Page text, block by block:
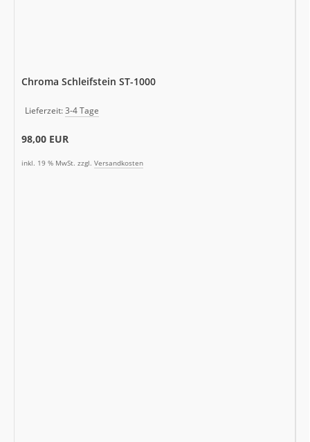
Chroma Schleifstein ST-1000
Lieferzeit:3-4 Tage
98,00 EUR
inkl. 19 % MwSt. zzgl. Versandkosten